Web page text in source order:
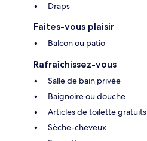
Draps
Faites-vous plaisir
Balcon ou patio
Rafraîchissez-vous
Salle de bain privée
Baignoire ou douche
Articles de toilette gratuits
Sèche-cheveux